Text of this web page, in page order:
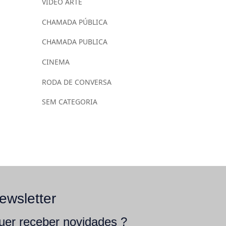
CHAMADA PÚBLICA
CHAMADA PUBLICA
CINEMA
RODA DE CONVERSA
SEM CATEGORIA
receber novidades ?